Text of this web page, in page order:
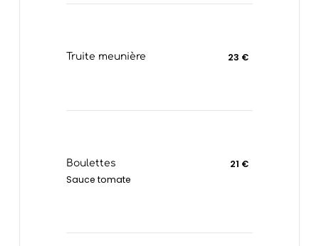
Truite meunière 23 €
Boulettes
Sauce tomate
21 €